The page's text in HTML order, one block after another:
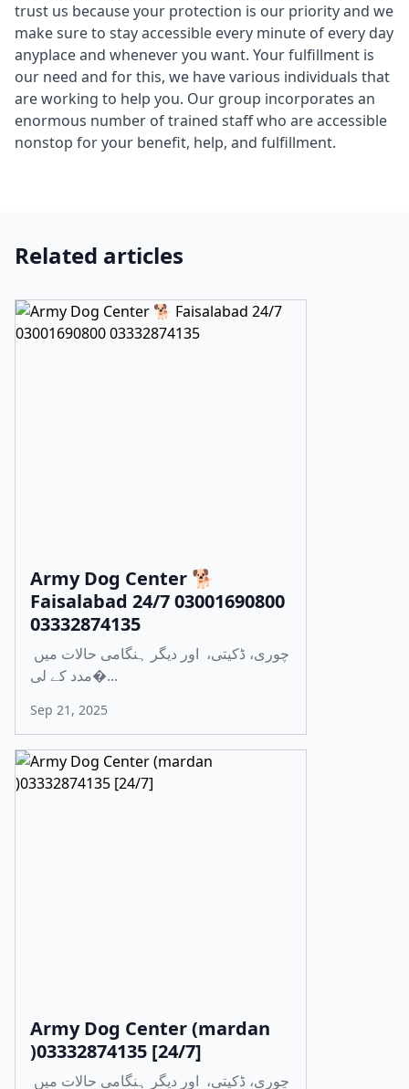
trust us because your protection is our priority and we
make sure to stay accessible every minute of every day
anyplace and whenever you want. Your fulfillment is
our need and for this, we have various individuals that
are working to help you. Our group incorporates an
enormous number of trained staff who are accessible
nonstop for your benefit, help, and fulfillment.
Related articles
Army Dog Center 🐕
Faisalabad 24/7 03001690800
03332874135
مدد کے لی�...
Sep 21, 2025
Army Dog Center (mardan
)03332874135 [24/7]